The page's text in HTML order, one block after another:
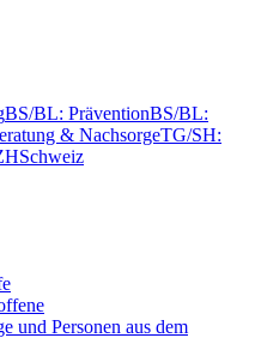
BS/BL: PräventionBS/BL:
& NachsorgeTG/SH:
Schweiz
und Personen aus dem